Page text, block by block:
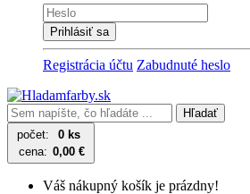
Registrácia účtu Zabudnuté heslo
Hľadať
počet:
0 ks
cena: 0,00 €
Váš nákupný košík je prázdny!